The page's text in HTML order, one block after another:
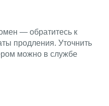
— обратитесь к
продления. Уточнить
можно в службе